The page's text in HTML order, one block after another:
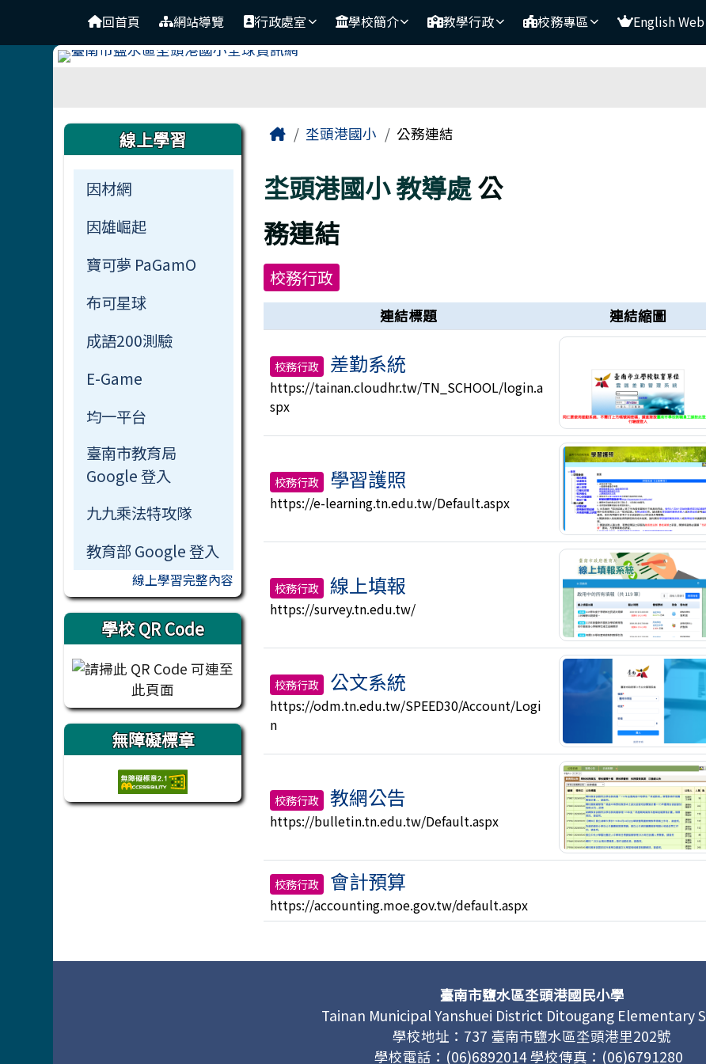
臺南市鹽水區坔頭港國小 - 活力多元、適性揚才
回首頁 網站導覽 行政處室 學校簡介 教學行政 校務專區 English Web
左邊區域內容
線上學習
因材網
因雄崛起
寶可夢 PaGamO
布可星球
成語200測驗
E-Game
均一平台
臺南市教育局
Google 登入
九九乘法特攻隊
教育部 Google 登入
線上學習完整內容
學校 QR Code
無障礙標章
主內容區域
Home坔頭港國小 公務連結
坔頭港國小教導處公
務連結
校務行政
連結標題 連結縮圖
校務行政 差勤系統
https://tainan.cloudhr.tw/TN_SCHOOL/login.a
spx
校務行政 學習護照
https://e-learning.tn.edu.tw/Default.aspx
校務行政 線上填報
https://survey.tn.edu.tw/
校務行政 公文系統
https://odm.tn.edu.tw/SPEED30/Account/Logi
n
校務行政 教網公告
https://bulletin.tn.edu.tw/Default.aspx
校務行政 會計預算
https://accounting.moe.gov.tw/default.aspx
頁尾區域
臺南市鹽水區坔頭港國民小學
Tainan Municipal Yanshuei District Ditougang Elementary
學校地址：737 臺南市鹽水區坔頭港里202號
學校電話：(06)6892014 學校傳真：(06)6791280